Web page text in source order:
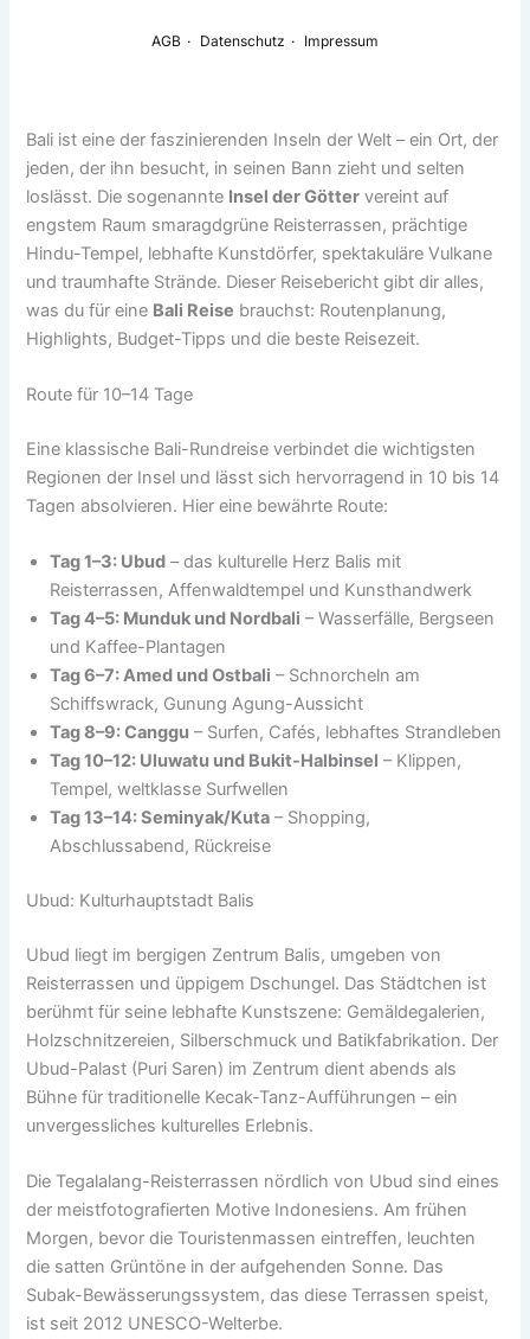
Bali ist eine der faszinierenden Inseln der Welt – ein Ort, der
jeden, der ihn besucht, in seinen Bann zieht und selten
loslässt. Die sogenannte Insel der Götter vereint auf
engstem Raum smaragdgrüne Reisterrassen, prächtige
Hindu-Tempel, lebhafte Kunstdörfer, spektakuläre Vulkane
und traumhafte Strände. Dieser Reisebericht gibt dir alles,
was du für eine Bali Reise brauchst: Routenplanung,
Highlights, Budget-Tipps und die beste Reisezeit.
Route für 10–14 Tage
Eine klassische Bali-Rundreise verbindet die wichtigsten
Regionen der Insel und lässt sich hervorragend in 10 bis 14
Tagen absolvieren. Hier eine bewährte Route:
Tag 1–3: Ubud – das kulturelle Herz Balis mit
Reisterrassen, Affenwaldtempel und Kunsthandwerk
Tag 4–5: Munduk und Nordbali – Wasserfälle, Bergseen
und Kaffee-Plantagen
Tag 6–7: Amed und Ostbali – Schnorcheln am
Schiffswrack, Gunung Agung-Aussicht
Tag 8–9: Canggu – Surfen, Cafés, lebhaftes Strandleben
Tag 10–12: Uluwatu und Bukit-Halbinsel – Klippen,
Tempel, weltklasse Surfwellen
Tag 13–14: Seminyak/Kuta – Shopping,
Abschlussabend, Rückreise
Ubud: Kulturhauptstadt Balis
Ubud liegt im bergigen Zentrum Balis, umgeben von
Reisterrassen und üppigem Dschungel. Das Städtchen ist
berühmt für seine lebhafte Kunstszene: Gemäldegalerien,
Holzschnitzereien, Silberschmuck und Batikfabrikation. Der
Ubud-Palast (Puri Saren) im Zentrum dient abends als
Bühne für traditionelle Kecak-Tanz-Aufführungen – ein
unvergessliches kulturelles Erlebnis.
Die Tegalalang-Reisterrassen nördlich von Ubud sind eines
der meistfotografierten Motive Indonesiens. Am frühen
Morgen, bevor die Touristenmassen eintreffen, leuchten
die satten Grüntöne in der aufgehenden Sonne. Das
Subak-Bewässerungssystem, das diese Terrassen speist,
ist seit 2012 UNESCO-Welterbe.